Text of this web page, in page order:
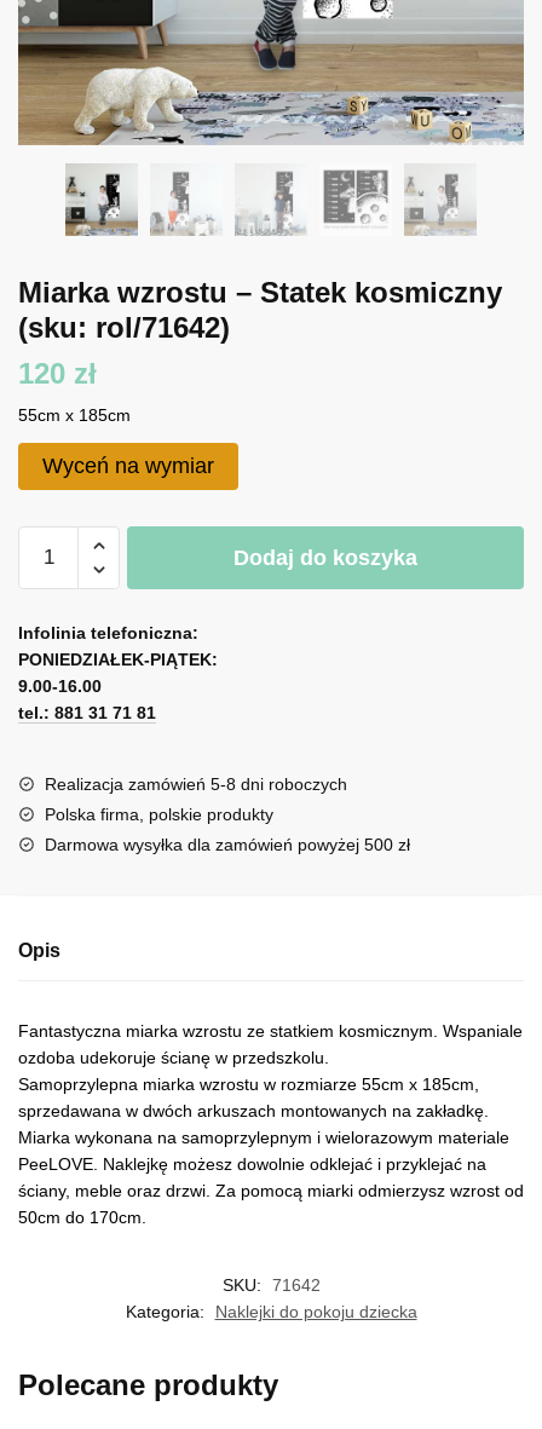
Miarka wzrostu – Statek kosmiczny
(sku: rol/71642)
120 zł
55cm x 185cm
Wyceń na wymiar
Miarka
-
Statek
kosmiczny
Dodaj do koszyka
Infolinia telefoniczna:
PONIEDZIAŁEK-PIĄTEK:
9.00-16.00
tel.: 881 31 71 81
Realizacja zamówień 5-8 dni roboczych
Polska firma, polskie produkty
Darmowa wysyłka dla zamówień powyżej 500 zł
Opis
Fantastyczna miarka wzrostu ze statkiem kosmicznym. Wspaniale
ozdoba udekoruje ścianę w przedszkolu.
Samoprzylepna miarka wzrostu w rozmiarze 55cm x 185cm,
sprzedawana w dwóch arkuszach montowanych na zakładkę.
Miarka wykonana na samoprzylepnym i wielorazowym materiale
PeeLOVE. Naklejkę możesz dowolnie odklejać i przyklejać na
ściany, meble oraz drzwi. Za pomocą miarki odmierzysz wzrost od
50cm do 170cm.
SKU:
71642
Kategoria:
Naklejki do pokoju dziecka
Polecane produkty